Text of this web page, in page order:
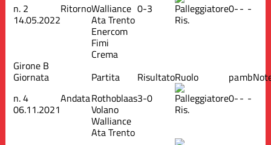
n. 2
14.05.2022
RitornoWalliance
Ata Trento
Enercom
Fimi
Crema
0-3
Ris.
0-- -
Girone B
Giornata Partita RisultatoRuolo pamb
n.4
06.11.2021
AndataRothoblaas
Volano
Walliance
Ata Trento
3-0
Ris.
0-- -